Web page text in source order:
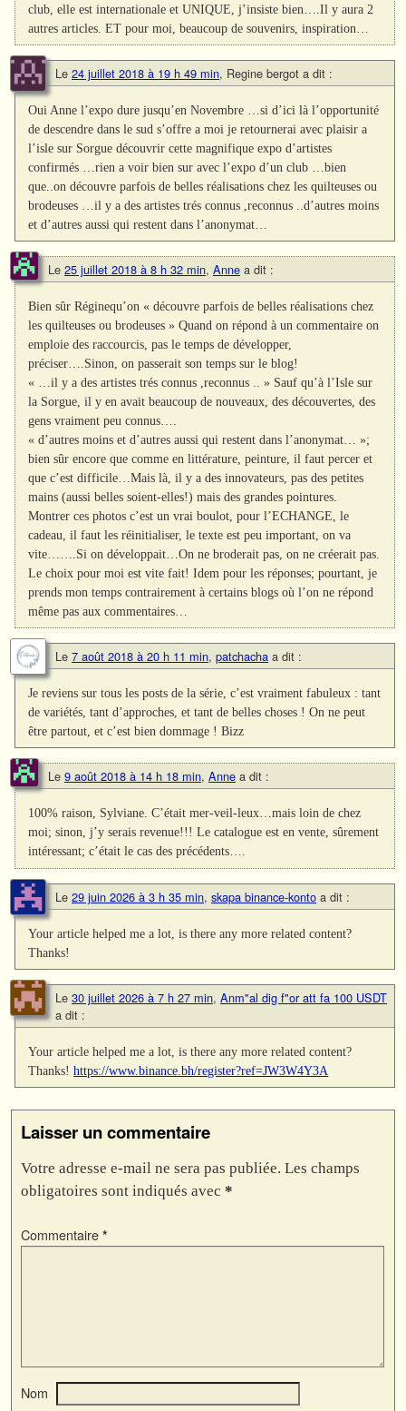
club, elle est internationale et UNIQUE, j’insiste bien….Il y aura 2
autres articles. ET pour moi, beaucoup de souvenirs, inspiration…
Le 24 juillet 2018 à 19 h 49 min, Regine bergot a dit :
Oui Anne l’expo dure jusqu’en Novembre …si d’ici là l’opportunité
de descendre dans le sud s’offre a moi je retournerai avec plaisir a
l’isle sur Sorgue découvrir cette magnifique expo d’artistes
confirmés …rien a voir bien sur avec l’expo d’un club …bien
que..on découvre parfois de belles réalisations chez les quilteuses ou
brodeuses …il y a des artistes trés connus ,reconnus ..d’autres moins
et d’autres aussi qui restent dans l’anonymat…
Le 25 juillet 2018 à 8 h 32 min, Anne a dit :
Bien sûr Réginequ’on « découvre parfois de belles réalisations chez
les quilteuses ou brodeuses » Quand on répond à un commentaire on
emploie des raccourcis, pas le temps de développer,
préciser….Sinon, on passerait son temps sur le blog!
« …il y a des artistes trés connus ,reconnus .. » Sauf qu’à l’Isle sur
la Sorgue, il y en avait beaucoup de nouveaux, des découvertes, des
gens vraiment peu connus….
« d’autres moins et d’autres aussi qui restent dans l’anonymat… »;
bien sûr encore que comme en littérature, peinture, il faut percer et
que c’est difficile…Mais là, il y a des innovateurs, pas des petites
mains (aussi belles soient-elles!) mais des grandes pointures.
Montrer ces photos c’est un vrai boulot, pour l’ECHANGE, le
cadeau, il faut les réinitialiser, le texte est peu important, on va
vite…….Si on développait…On ne broderait pas, on ne créerait pas.
Le choix pour moi est vite fait! Idem pour les réponses; pourtant, je
prends mon temps contrairement à certains blogs où l’on ne répond
même pas aux commentaires…
Le 7 août 2018 à 20 h 11 min, patchacha a dit :
Je reviens sur tous les posts de la série, c’est vraiment fabuleux : tant
de variétés, tant d’approches, et tant de belles choses ! On ne peut
être partout, et c’est bien dommage ! Bizz
Le 9 août 2018 à 14 h 18 min, Anne a dit :
100% raison, Sylviane. C’était mer-veil-leux…mais loin de chez
moi; sinon, j’y serais revenue!!! Le catalogue est en vente, sûrement
intéressant; c’était le cas des précédents….
Le 29 juin 2026 à 3 h 35 min, skapa binance-konto a dit :
Your article helped me a lot, is there any more related content?
Thanks!
Le 30 juillet 2026 à 7 h 27 min, Anm"al dig f"or att fa 100 USDT
a dit :
Your article helped me a lot, is there any more related content?
Thanks!https://www.binance.bh/register?ref=JW3W4Y3A
Laisser un commentaire
Votre adresse e-mail ne sera pas publiée. Les champs
obligatoires sont indiqués avec *
Commentaire *
Nom